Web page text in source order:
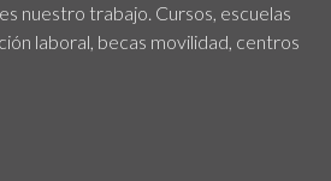
nuestro trabajo. Cursos, escuelas
laboral, becas movilidad, centros